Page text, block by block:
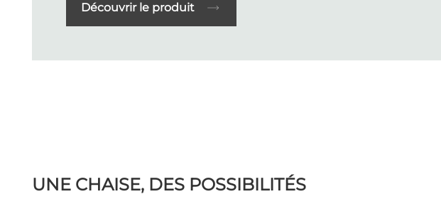
Découvrir le produit
UNE CHAISE, DES POSSIBILITÉS